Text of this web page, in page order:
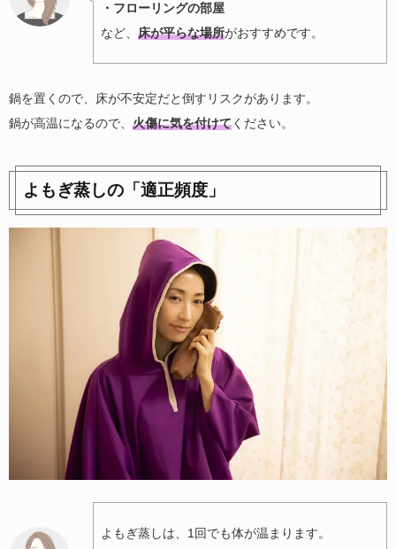
・フローリングの部屋
など、 床が平らな場所がおすすめです。
鍋を置くので、床が不安定だと倒すリスクがあります。
鍋が高温になるので、 火傷に気を付けてください。
よもぎ蒸しの「適正頻度」
よもぎ蒸しは、1回でも体が温まります。